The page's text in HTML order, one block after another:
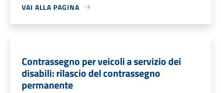
VAI ALLA PAGINA
Contrassegno per veicoli a servizio dei
disabili: rilascio del contrassegno
permanente